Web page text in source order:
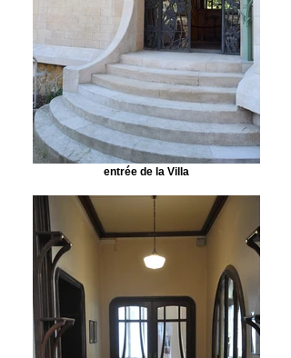
entrée de la Villa